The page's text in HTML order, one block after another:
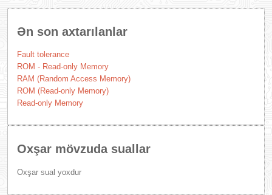
Ən son axtarılanlar
Fault tolerance
ROM - Read-only Memory
RAM (Random Access Memory)
ROM (Read-only Memory)
Read-only Memory
Oxşar mövzuda suallar
Oxşar sual yoxdur